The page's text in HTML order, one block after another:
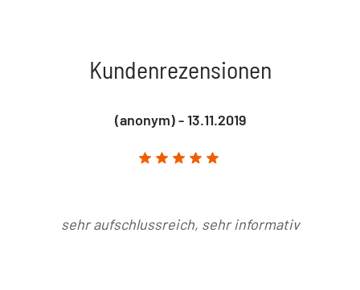
Kundenrezensionen
(anonym) - 13.11.2019
sehr aufschlussreich, sehr informativ